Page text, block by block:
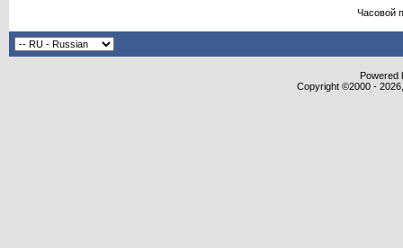
Часовой
Powered
Copyright ©2000 -